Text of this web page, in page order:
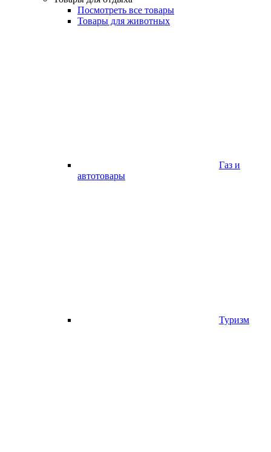
Посмотреть все товары
Товары для животных
Газ и
автотовары
Туризм